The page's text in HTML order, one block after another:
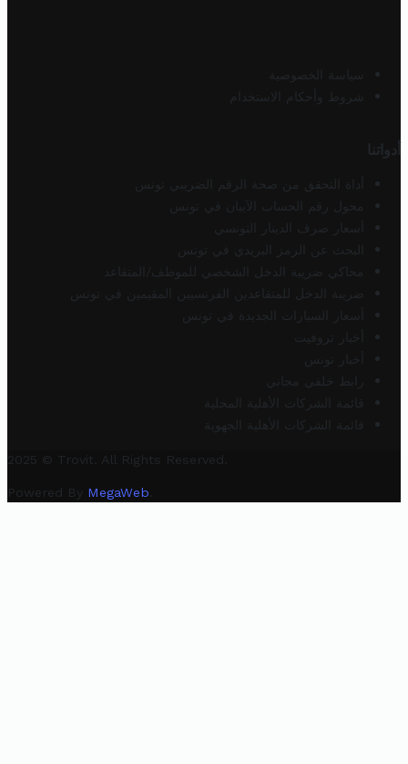
سياسة الخصوصية
شروط وأحكام الاستخدام
أدواتنا
أداة التحقق من صحة الرقم الضريبي تونس
محول رقم الحساب الآيبان في تونس
أسعار صرف الدينار التونسي
البحث عن الرمز البريدي في تونس
محاكي ضريبة الدخل الشخصي للموظف/المتقاعد
ضريبة الدخل للمتقاعدين الفرنسيين المقيمين في تونس
أسعار السيارات الجديدة في تونس
أخبار تروفيت
أخبار تونس
رابط خلفي مجاني
قائمة الشركات الأهلية المحلية
قائمة الشركات الأهلية الجهوية
2025 © Trovit. All Rights Reserved.
Powered By MegaWeb